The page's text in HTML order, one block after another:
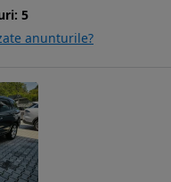
5
anunturile?